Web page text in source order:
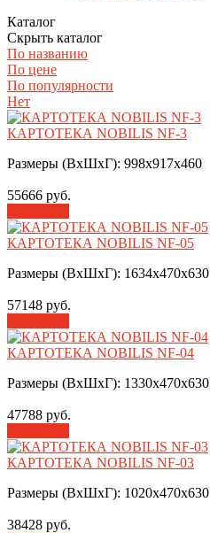
Каталог
Скрыть каталог
По названию
По цене
По популярности
Нет
КАРТОТЕКА NOBILIS NF-3
Размеры (ВхШхГ): 998х917х460
55666 руб.
КАРТОТЕКА NOBILIS NF-05
Размеры (ВхШхГ): 1634х470х630
57148 руб.
КАРТОТЕКА NOBILIS NF-04
Размеры (ВхШхГ): 1330х470х630
47788 руб.
КАРТОТЕКА NOBILIS NF-03
Размеры (ВхШхГ): 1020х470х630
38428 руб.